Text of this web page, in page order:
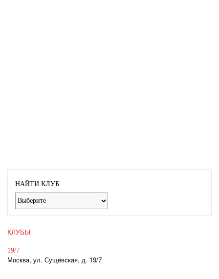
НАЙТИ КЛУБ
КЛУБЫ
19/7
Москва, ул. Сущёвская, д. 19/7